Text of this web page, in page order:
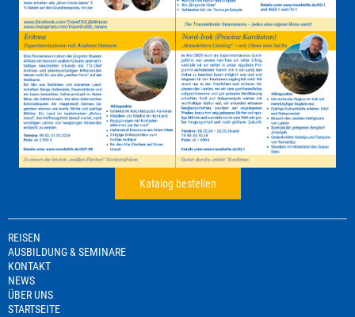
Katalog bestellen
REISEN
AUSBILDUNG & SEMINARE
KONTAKT
NEWS
ÜBER UNS
STARTSEITE